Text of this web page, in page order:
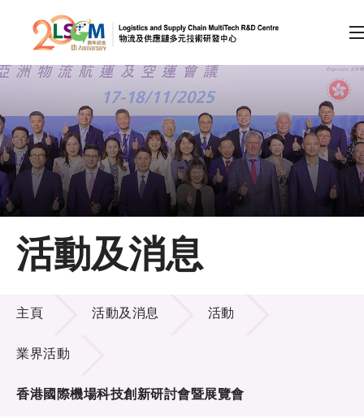
跳到內容（按回車鍵）
會員登入
A A EN 繁 简
主頁
關於LSCM
技術商品化
項目及資助計劃
活動及消息
活動及消息
主頁 活動及消息 活動
業界活動
香港國際機場科技創新研討會暨展覽會